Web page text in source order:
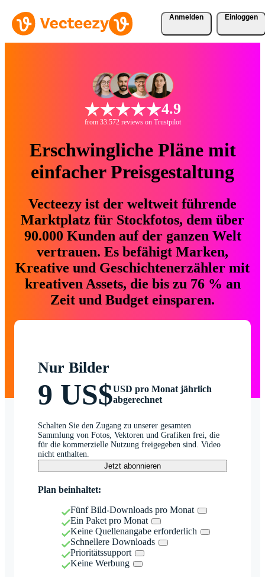
Anmelden Einloggen
4.9
from 33.572 reviews on Trustpilot
Erschwingliche Pläne mit
einfacher Preisgestaltung
Vecteezy ist der weltweit führende
Marktplatz für Stockfotos, dem über
90.000 Kunden auf der ganzen Welt
vertrauen. Es befähigt Marken,
Kreative und Geschichtenerzähler mit
kreativen Assets, die bis zu 76 % an
Zeit und Budget einsparen.
Nur Bilder
9 US$USD pro Monat jährlich
abgerechnet
Schalten Sie den Zugang zu unserer gesamten
Sammlung von Fotos, Vektoren und Grafiken frei, die
für die kommerzielle Nutzung freigegeben sind. Video
nicht enthalten.
Jetzt abonnieren
Plan beinhaltet:
Fünf Bild-Downloads pro Monat
Ein Paket pro Monat
Keine Quellenangabe erforderlich
Schnellere Downloads
Prioritätssupport
Keine Werbung